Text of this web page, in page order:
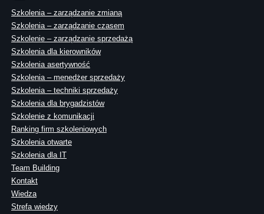
Szkolenia – zarządzanie zmianą
Szkolenia – zarządzanie czasem
Szkolenie – zarządzanie sprzedażą
Szkolenia dla kierowników
Szkolenia asertywność
Szkolenia – menedżer sprzedaży
Szkolenia – techniki sprzedaży
Szkolenia dla brygadzistów
Szkolenie z komunikacji
Ranking firm szkoleniowych
Szkolenia otwarte
Szkolenia dla IT
Team Building
Kontakt
Wiedza
Strefa wiedzy